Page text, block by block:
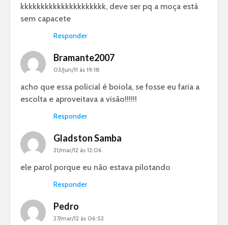
kkkkkkkkkkkkkkkkkkkkk, deve ser pq a moça está
sem capacete
Responder
Bramante2007
03/jun/11 às 19:18
acho que essa policial é boiola, se fosse eu faria a
escolta e aproveitava a visão!!!!!!
Responder
Gladston Samba
21/mar/12 às 12:06
ele parol porque eu não estava pilotando
Responder
Pedro
27/mar/12 às 06:52